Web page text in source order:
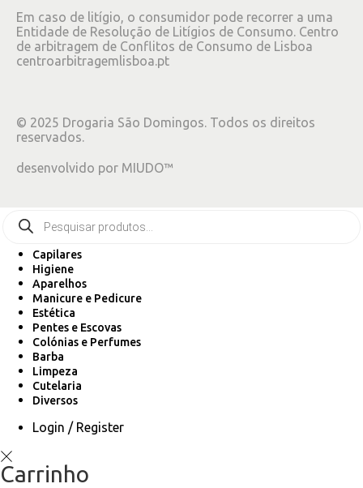
Em caso de litígio, o consumidor pode recorrer a uma
Entidade de Resolução de Litígios de Consumo. Centro
de arbitragem de Conflitos de Consumo de Lisboa
centroarbitragemlisboa.pt
© 2025 Drogaria São Domingos. Todos os direitos
reservados.
desenvolvido por MIUDO™
Capilares
Higiene
Aparelhos
Manicure e Pedicure
Estética
Pentes e Escovas
Colónias e Perfumes
Barba
Limpeza
Cutelaria
Diversos
Login / Register
Carrinho